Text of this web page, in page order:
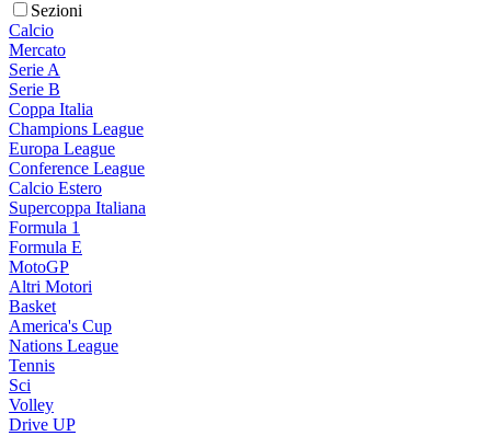
Sezioni
Calcio
Mercato
Serie A
Serie B
Coppa Italia
Champions League
Europa League
Conference League
Calcio Estero
Supercoppa Italiana
Formula 1
Formula E
MotoGP
Altri Motori
Basket
America's Cup
Nations League
Tennis
Sci
Volley
Drive UP